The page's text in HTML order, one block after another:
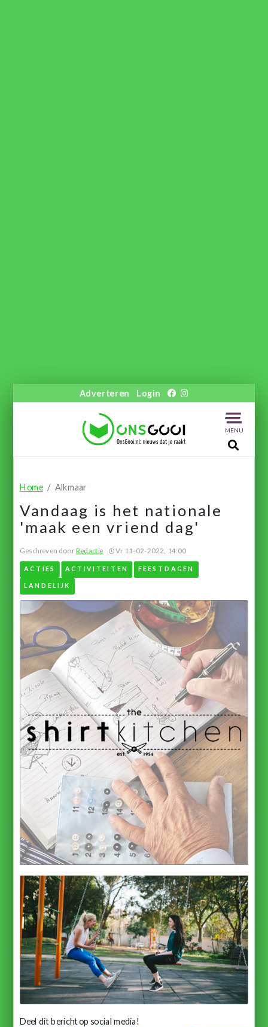
Adverteren Login
MENU
Home Alkmaar
Vandaag is het nationale
'maak een vriend dag'
Geschreven doorRedactie Vr 11-02-2022, 14:00
ACTIES ACTIVITEITEN FEESTDAGEN
LANDELIJK
Deel dit bericht op social media!